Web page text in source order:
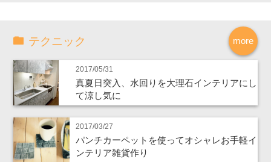
more
テクニック
2017/05/31
真夏日突入、水回りを大理石インテリアにし
て涼し気に
2017/03/27
パンチカーペットを使ってオシャレお手軽イ
ンテリア雑貨作り